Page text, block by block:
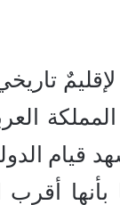
المملكة
قيام
بأنها